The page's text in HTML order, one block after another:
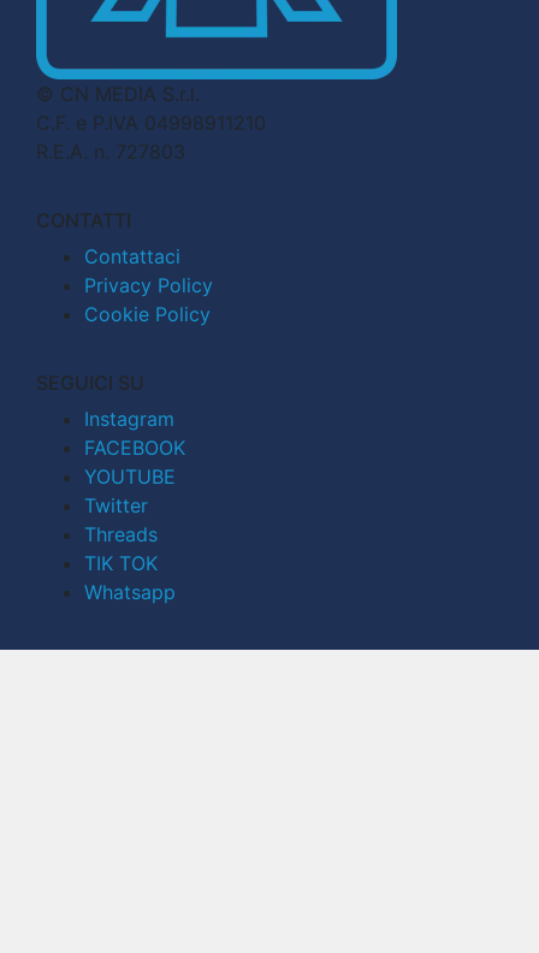
© CN MEDIA S.r.l.
C.F. e P.IVA 04998911210
R.E.A. n. 727803
CONTATTI
Contattaci
Privacy Policy
Cookie Policy
SEGUICI SU
Instagram
FACEBOOK
YOUTUBE
Twitter
Threads
TIK TOK
Whatsapp